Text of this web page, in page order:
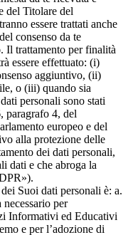
del Titolare del
essere trattati anche
consenso da te
Il trattamento per finalità
essere effettuato: (i)
aggiuntivo, (ii)
o (iii) quando sia
personali sono stati
paragrafo 4, del
europeo e del
alla protezione delle
dei dati personali,
dati e che abroga la
Suoi dati personali è: a.
per
Informativi ed Educativi
e per l’adozione di